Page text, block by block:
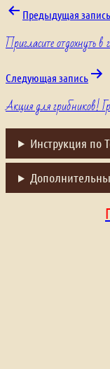
Навигация
по
записям
Предыдущая запись
Пригласите отдохнуть
Следующая запись
Акция для грибников!
Инструкция по